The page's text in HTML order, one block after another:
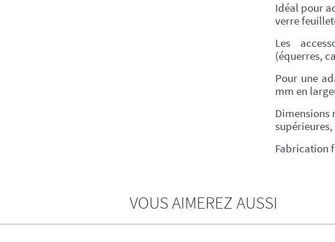
Idéal pour
verre
Les
(équerres,
Pour une
mm en
Dimensions
Fabrication
VOUS AIMEREZ AUSSI